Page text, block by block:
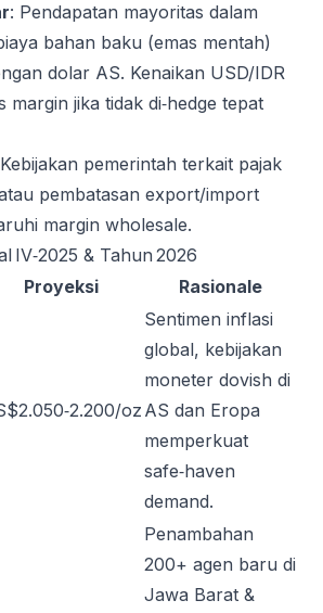
: Pendapatan mayoritas dalam
bahan baku (emas mentah)
dolar AS. Kenaikan USD/IDR
margin jika tidak di‑hedge tepat
pemerintah terkait pajak
pembatasan export/import
margin wholesale.
IV‑2025 & Tahun 2026
Proyeksi Rasionale
oz
Sentimen inflasi
global, kebijakan
moneter dovish di
AS dan Eropa
memperkuat
safe‑haven
demand.
Penambahan
200+ agen baru di
Jawa Barat &